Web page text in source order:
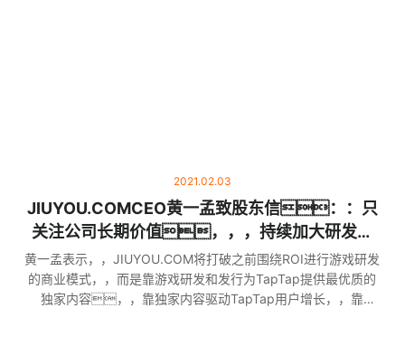
2021.02.03
JIUYOU.COMCEO黄一孟致股东信：：只
关注公司长期价值，，，持续加大研发投
入，，，，服务全球游戏匠人
黄一孟表示，，JIUYOU.COM将打破之前围绕ROI进行游戏研发
的商业模式，，而是靠游戏研发和发行为TapTap提供最优质的
独家内容，，靠独家内容驱动TapTap用户增长，，靠